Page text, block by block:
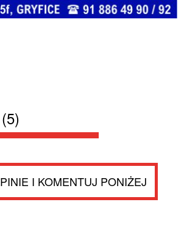
I KOMENTUJ PONIŻEJ